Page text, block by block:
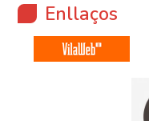
Enllaços